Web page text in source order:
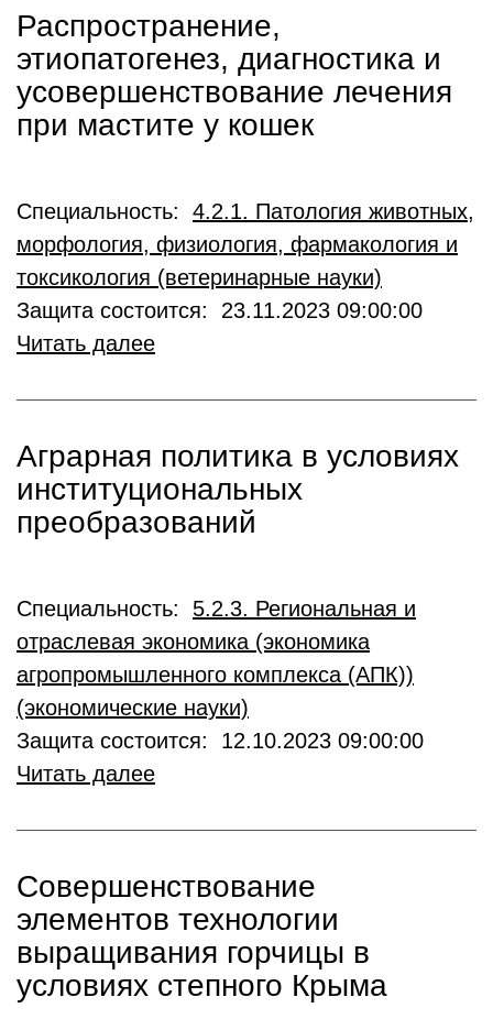
Распространение,
этиопатогенез, диагностика и
усовершенствование лечения
при мастите у кошек
Специальность: 4.2.1. Патология животных,
морфология, физиология, фармакология и
токсикология (ветеринарные науки)
Защита состоится: 23.11.2023 09:00:00
Читать далее
Аграрная политика в условиях
институциональных
преобразований
Специальность: 5.2.3. Региональная и
отраслевая экономика (экономика
агропромышленного комплекса (АПК))
(экономические науки)
Защита состоится: 12.10.2023 09:00:00
Читать далее
Совершенствование
элементов технологии
выращивания горчицы в
условиях степного Крыма